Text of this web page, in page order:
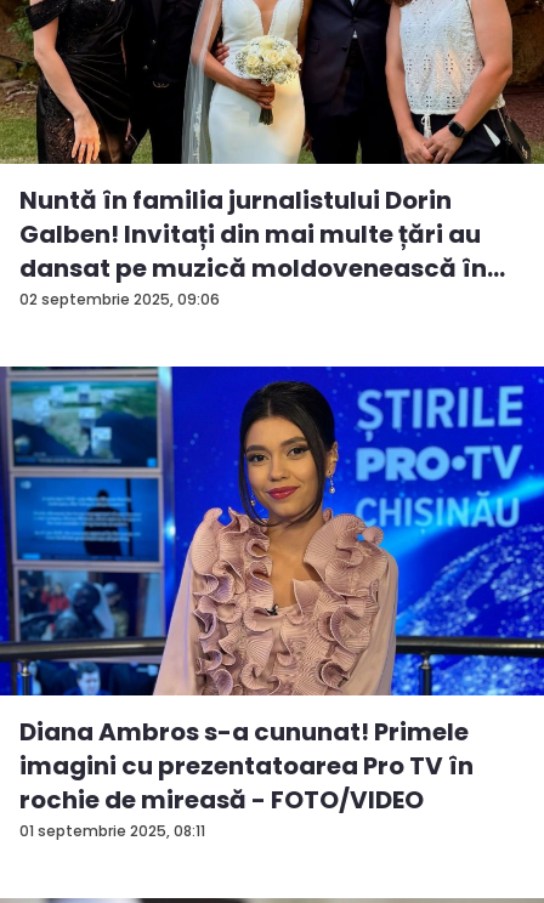
02 septembrie 2025, 09:06
Nuntă în familia jurnalistului Dorin
Galben! Invitați din mai multe țări au
dansat pe muzică moldovenească în...
01 septembrie 2025, 08:11
Diana Ambros s-a cununat! Primele
imagini cu prezentatoarea Pro TV în
rochie de mireasă - FOTO/VIDEO